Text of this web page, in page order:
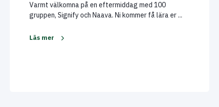
Varmt välkomna på en eftermiddag med 100
gruppen, Signify och Naava. Ni kommer få lära er ...
Läs mer